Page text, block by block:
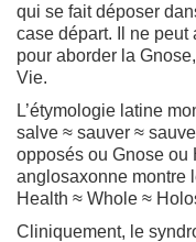
qui se fait déposer
case départ. Il ne peut
pour aborder la
Vie.
L’étymologie latine
salve ≈ sauver ≈
opposés ou Gnose ou
anglosaxonne montre
Health ≈ Whole ≈
Cliniquement, le